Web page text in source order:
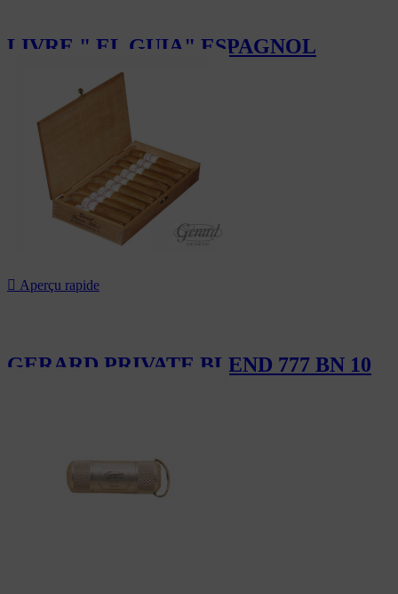
LIVRE " EL GUIA" ESPAGNOL
 Aperçu rapide
GERARD PRIVATE BLEND 777 BN 10